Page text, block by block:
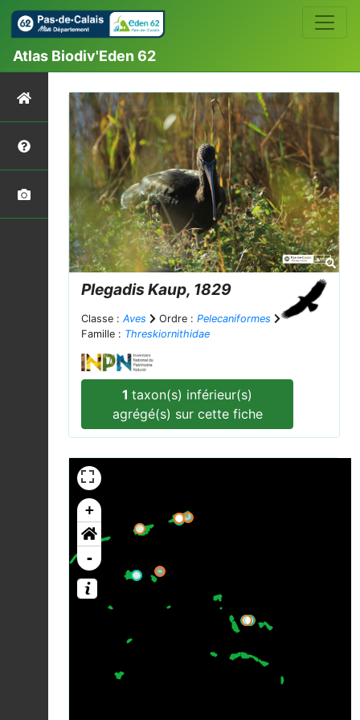
Atlas Biodiv'Eden 62
Plegadis Kaup, 1829
Classe : Aves Ordre : Pelecaniformes
Famille : Threskiornithidae
1taxon(s) inférieur(s)
agrégé(s) sur cette fiche
+
-